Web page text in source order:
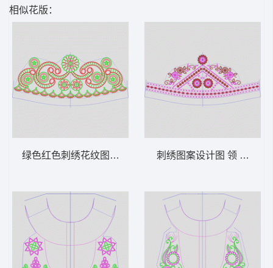
相似花版：
绿色红色刺绣花纹图案设计 领 衣边下摆 中刺绣图案设计图 领 衣边下